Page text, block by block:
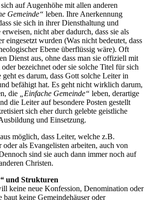
auf Augenhöhe mit allen anderen
Gemeinde“ leben. Ihre Anerkennung
sie sich in ihrer Diensthaltung und
nicht aber dadurch, dass sie als
eingesetzt wurden (Was nicht bedeutet, dass
Ebene überflüssig wäre). Oft
Dienst aus, ohne dass man sie offiziell mit
bezeichnet oder sie solche Titel für sich
es darum, dass Gott solche Leiter in
befähigt hat. Es geht nicht wirklich darum,
die
„Einfache Gemeinde“ leben, derartige
die Leiter auf besondere Posten gestellt
sich eher durch gelebte geistliche
und Einsetzung.
möglich, dass Leiter, welche z.B.
oder als Evangelisten arbeiten, auch von
sind sie auch dann immer noch auf
Christen.
und Strukturen
keine neue Konfession, Denomination oder
baut keine Gemeindehäuser oder